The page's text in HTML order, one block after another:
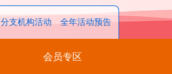
分支机构活动 全年活动预告
会员专区